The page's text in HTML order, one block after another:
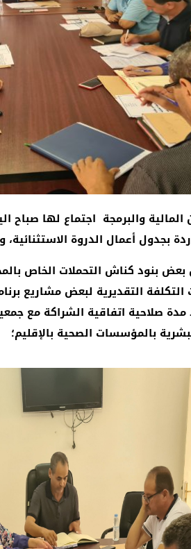
بجدول أعمال الدروة الاستثنائية،
مدة صلاحية اتفاقية الشراكة مع
بالمؤسسات الصحية بالإقليم؛